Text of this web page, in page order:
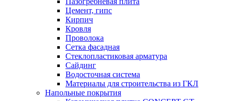
Цемент, гипс
Кирпич
Кровля
Проволока
Сетка фасадная
Стеклопластиковая арматура
Сайдинг
Водосточная система
Материалы для строительства из ГКЛ
Напольные покрытия